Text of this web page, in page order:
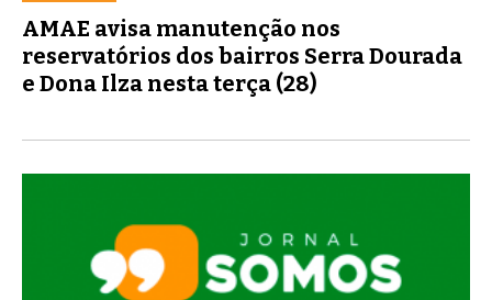
AMAE avisa manutenção nos
reservatórios dos bairros Serra Dourada
e Dona Ilza nesta terça (28)